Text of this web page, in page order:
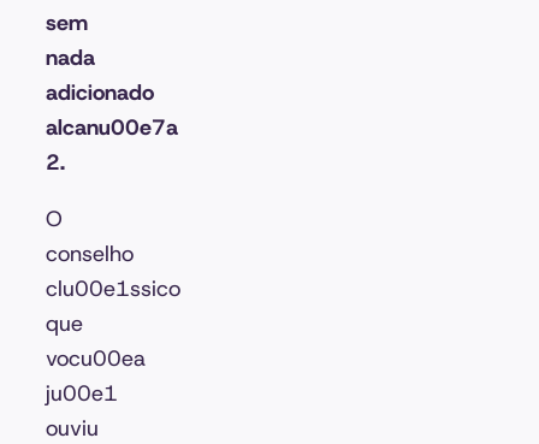
sem
nada
adicionado
alcanu00e7a
2.
O
conselho
clu00e1ssico
que
vocu00ea
ju00e1
ouviu